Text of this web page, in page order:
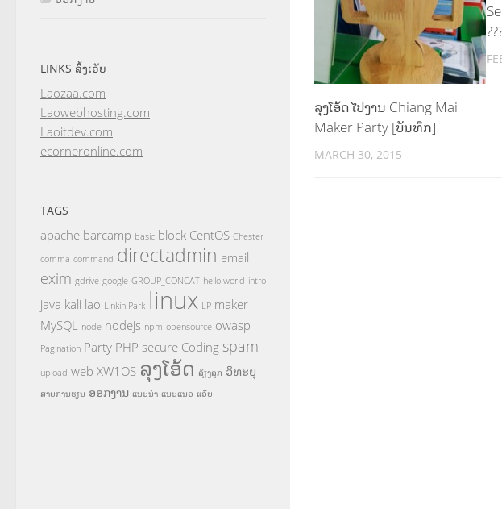
ລຸງໂອ້ດ ໄປງານ Chiang Mai
Maker Party [ບັນທຶກ]
MARCH 30, 2015
LINKS ລິ້ງເວັບ
Laozaa.com
Laowebhosting.com
Laoitdev.com
ecorneronline.com
TAGS
apache barcamp basic block CentOS Chester
comma command directadmin email
exim gdrive google GROUP_CONCAT hello world intro
java kali lao Linkin Park linux LP maker
MySQL node nodejs npm opensource owasp
Pagination Party PHP secure Coding spam
upload web XW1OS ລຸງໂອ້ດ ລ້ຽງລູກ ວິທະຍຸ
ສາຍການຮຽນ ອອກງານ ແນະນຳ ແນະແນວ ແອັບ